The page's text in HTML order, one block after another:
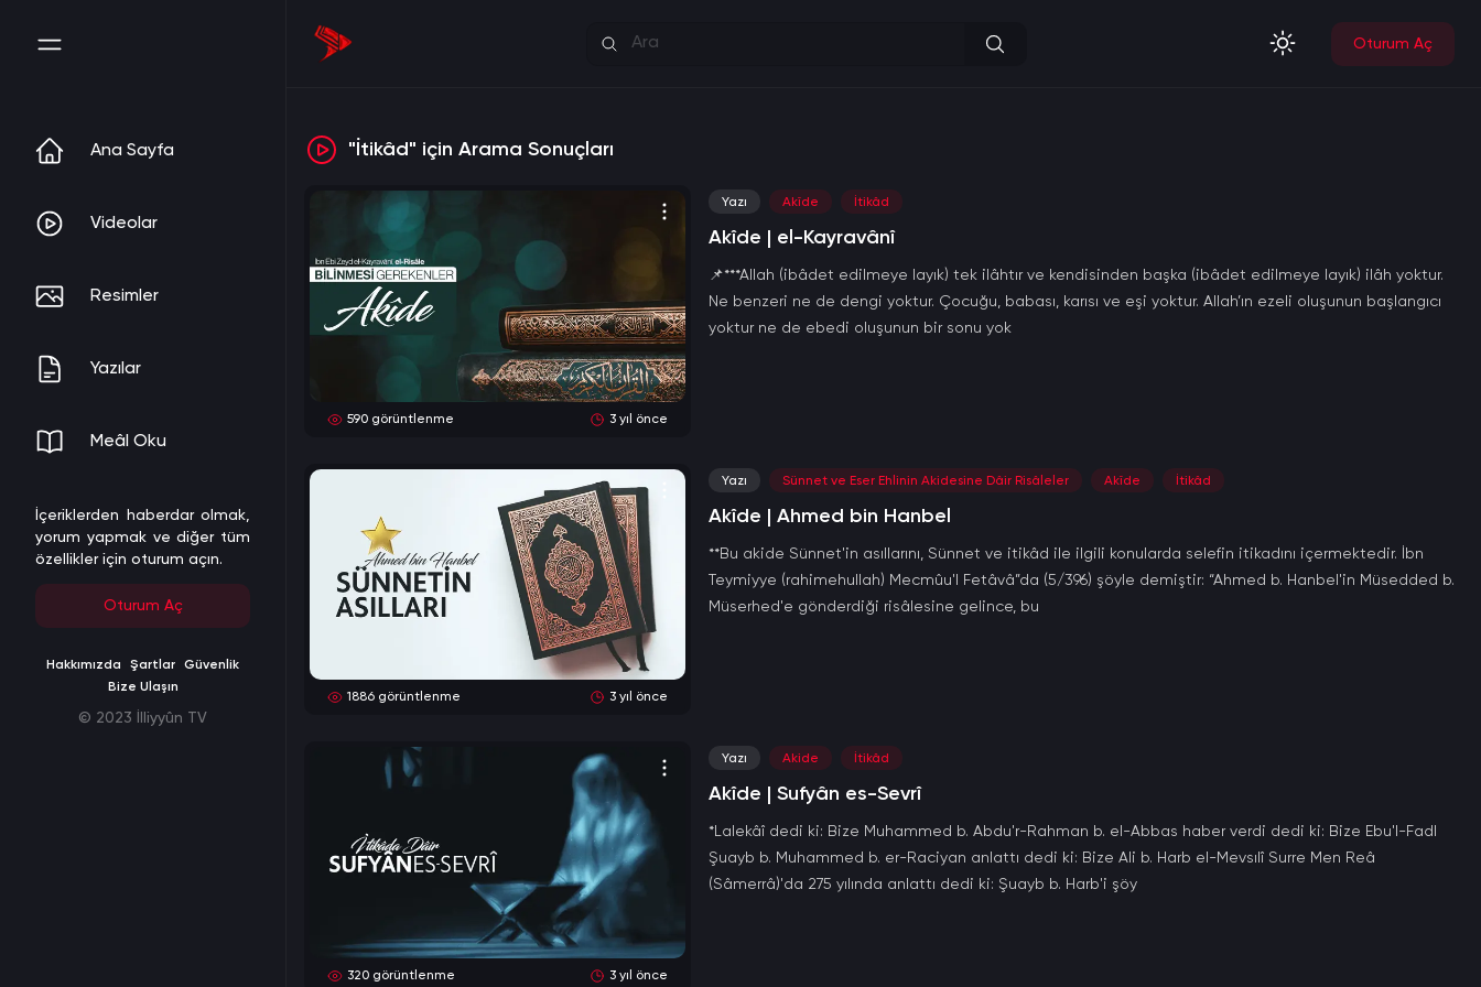
Oturum Aç
Ana Sayfa
Videolar
Resimler
Yazılar
Meâl Oku
İçeriklerden haberdar olmak,
yorum yapmak ve diğer tüm
özellikler için oturum açın.
Oturum Aç
Hakkımızda Şartlar
Güvenlik
Bize Ulaşın
© 2023 İlliyyûn TV
"İtikâd" için Arama Sonuçları
590 görüntlenme 3 yıl önce
Yazı Akîde İtikâd
Akîde | el-Kayravânî
📌***Allah (ibâdet edilmeye layık) tek ilâhtır ve kendisinden başka (ibâdet edilmeye layık) ilâh yoktur.
Ne benzeri ne de dengi yoktur. Çocuğu, babası, karısı ve eşi yoktur. Allah’ın ezeli oluşunun başlangıcı
yoktur ne de ebedi oluşunun bir sonu yok
1886 görüntlenme 3 yıl önce
Yazı Sünnet ve Eser Ehlinin Akidesine Dâir Risâleler Akîde İtikâd
Akîde | Ahmed bin Hanbel
**Bu akide Sünnet'in asıllarını, Sünnet ve itikâd ile ilgili konularda selefin itikadını içermektedir. İbn
Teymiyye (rahimehullah) Mecmûu'l Fetâvâ”da (5/396) şöyle demiştir: “Ahmed b. Hanbel'in Müsedded b.
Müserhed'e gönderdiği risâlesine gelince, bu
320 görüntlenme 3 yıl önce
Yazı Akide İtikâd
Akîde | Sufyân es-Sevrî
*Lalekâî dedi ki: Bize Muhammed b. Abdu'r-Rahman b. el-Abbas haber verdi dedi ki: Bize Ebu'l-Fadl
Şuayb b. Muhammed b. er-Raciyan anlattı dedi ki: Bize Ali b. Harb el-Mevsılî Surre Men Reâ
(Sâmerrâ)'da 275 yılında anlattı dedi ki: Şuayb b. Harb'i şöy